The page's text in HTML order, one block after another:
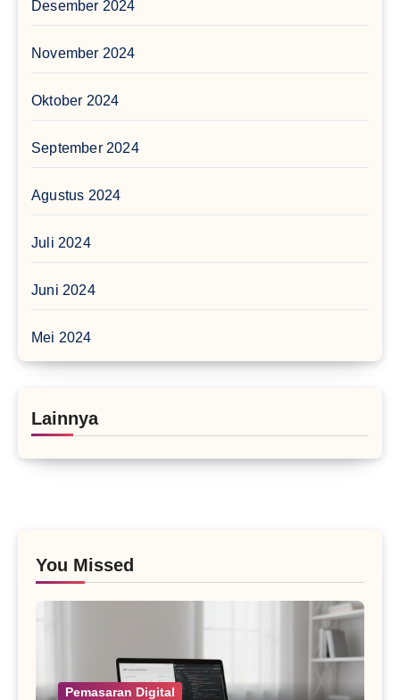
Desember 2024
November 2024
Oktober 2024
September 2024
Agustus 2024
Juli 2024
Juni 2024
Mei 2024
Lainnya
You Missed
Pemasaran Digital